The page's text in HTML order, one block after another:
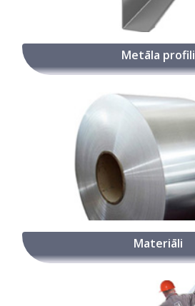
Metāla profili
Materiāli